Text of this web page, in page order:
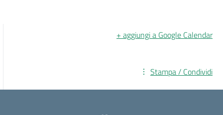
+ aggiungi a Google Calendar
Stampa / Condividi